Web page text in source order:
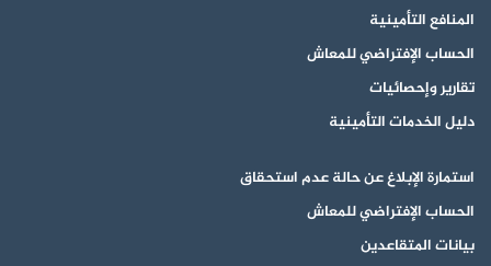
المنافع التأمينية
الحساب الإفتراضي للمعاش
تقارير وإحصائيات
دليل الخدمات التأمينية
استمارة الإبلاغ عن حالة عدم استحقاق
الحساب الإفتراضي للمعاش
بيانات المتقاعدين